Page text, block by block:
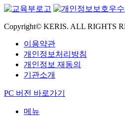
Copyright© KERIS. ALL RIGHTS
이용약관
개인정보처리방침
개인정보 재동의
기관소개
PC 버전 바로가기
메뉴